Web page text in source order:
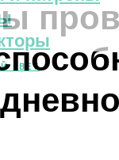
СВЕТ